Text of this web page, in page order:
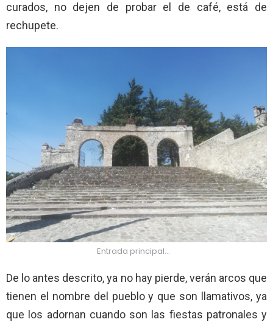
curados, no dejen de probar el de café, está de
rechupete.
Entrada principal…
De lo antes descrito, ya no hay pierde, verán arcos que
tienen el nombre del pueblo y que son llamativos, ya
que los adornan cuando son las fiestas patronales y